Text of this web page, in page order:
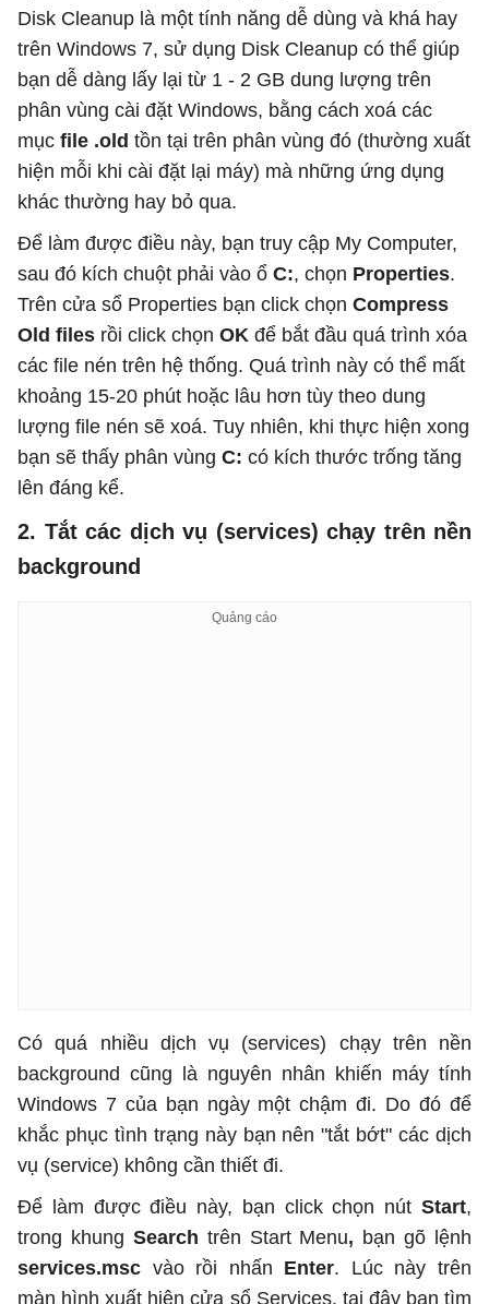
Disk Cleanup là một tính năng dễ dùng và khá hay
trên Windows 7, sử dụng Disk Cleanup có thể giúp
bạn dễ dàng lấy lại từ 1 - 2 GB dung lượng trên
phân vùng cài đặt Windows, bằng cách xoá các
mục file .old tồn tại trên phân vùng đó (thường xuất
hiện mỗi khi cài đặt lại máy) mà những ứng dụng
khác thường hay bỏ qua.
Để làm được điều này, bạn truy cập My Computer,
sau đó kích chuột phải vào ổ C:, chọn Properties.
Trên cửa sổ Properties bạn click chọn Compress
Old files rồi click chọn OK để bắt đầu quá trình xóa
các file nén trên hệ thống. Quá trình này có thể mất
khoảng 15-20 phút hoặc lâu hơn tùy theo dung
lượng file nén sẽ xoá. Tuy nhiên, khi thực hiện xong
bạn sẽ thấy phân vùng C: có kích thước trống tăng
lên đáng kể.
2. Tắt các dịch vụ (services) chạy trên nền
background
Có quá nhiều dịch vụ (services) chạy trên nền
background cũng là nguyên nhân khiến máy tính
Windows 7 của bạn ngày một chậm đi. Do đó để
khắc phục tình trạng này bạn nên "tắt bớt" các dịch
vụ (service) không cần thiết đi.
Để làm được điều này, bạn click chọn nút Start,
trong khung Search trên Start Menu, bạn gõ lệnh
services.msc vào rồi nhấn Enter. Lúc này trên
màn hình xuất hiện cửa sổ Services, tại đây bạn tìm